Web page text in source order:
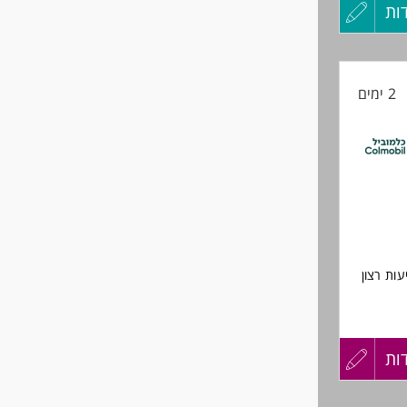
עדכון
2 ימים
רצון
עדכון